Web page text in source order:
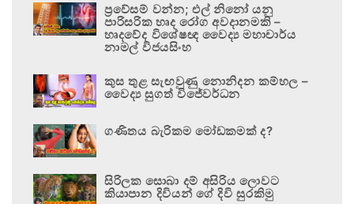
ප්‍රවේසම් වන්න; එල් නිනෝ යනු
පාරිසරික හෘද රෝග අවදානමකි –
හෘදවේද විශේෂඥ වෛද්‍ය මහාචාර්ය
නාමල් විජයසිංහ
කුස තුළ සැඟවුණු නොනිදන කම්හල –
වෛද්‍ය සුගත් විජේවර්ධන
ගණිතය බැරිකම මෝඩකමක් ද?
සිරිලක සොබා දම් අසිරිය ලොවට
කියාපාන දිවියන් ගේ දිවි සුරකිමු